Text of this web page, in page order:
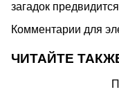
загадок
Комментарии для
ЧИТАЙТЕ